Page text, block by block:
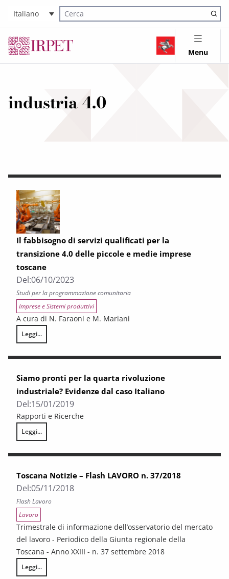
Italiano
Cerca nel sito
Menu
industria 4.0
Il fabbisogno di servizi qualificati per la
transizione 4.0 delle piccole e medie imprese
toscane
Del:06/10/2023
Studi per la programmazione comunitaria
Imprese e Sistemi produttivi
A cura di N. Faraoni e M. Mariani
Leggi...
Il fabbisogno di servizi qualificati per la transizione 4.0 delle piccole e
Siamo pronti per la quarta rivoluzione
industriale? Evidenze dal caso Italiano
Del:15/01/2019
Rapporti e Ricerche
Leggi...
Siamo pronti per la quarta rivoluzione industriale? Evidenze dal caso
Toscana Notizie – Flash LAVORO n. 37/2018
Del:05/11/2018
Flash Lavoro
Lavoro
Trimestrale di informazione dell’osservatorio del mercato
del lavoro - Periodico della Giunta regionale della
Toscana - Anno XXIII - n. 37 settembre 2018
Leggi...
Toscana Notizie – Flash LAVORO n. 37/2018